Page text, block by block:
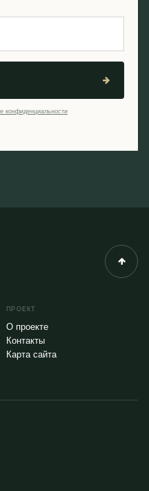
конфиденциальности
ПРОЕКТ
О проекте
Контакты
Карта сайта